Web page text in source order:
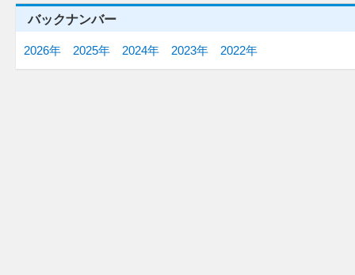
バックナンバー
2026年 2025年 2024年 2023年 2022年